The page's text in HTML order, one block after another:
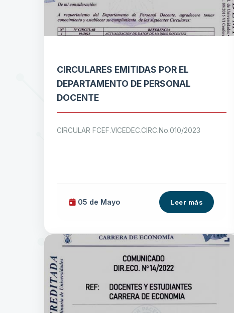
CIRCULARES EMITIDAS POR EL
DEPARTAMENTO DE PERSONAL
DOCENTE
CIRCULAR FCEF.VICEDEC.CIRC.No.010/2023
05 de Mayo Leer más